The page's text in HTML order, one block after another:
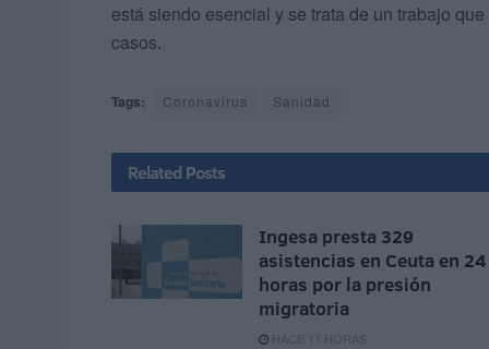
está siendo esencial y se trata de un trabajo
casos.
Tags: Coronavirus Sanidad
Related Posts
Ingesa presta 329
asistencias en Ceuta en 24
horas por la presión
migratoria
HACE 11 HORAS